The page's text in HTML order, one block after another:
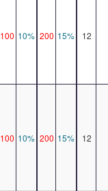
100 10% 200 15% 12
100 10% 200 15% 12